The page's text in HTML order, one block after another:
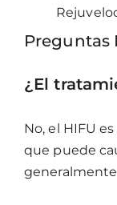
Preguntas
¿El
No, el HIFU
que puede